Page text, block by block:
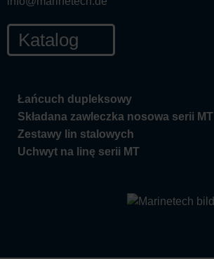
Katalog
Łańcuch dupleksowy
Składana zawleczka nosowa serii MT
Zestawy lin stalowych
Uchwyt na linę serii MT